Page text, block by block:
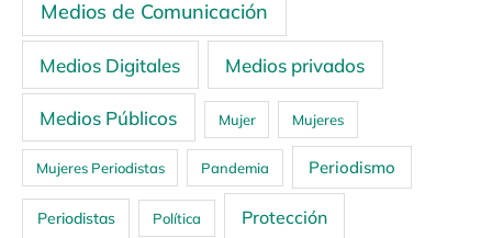
Medios de Comunicación
Medios Digitales Medios privados
Medios Públicos Mujer Mujeres
Mujeres Periodistas Pandemia Periodismo
Periodistas Política Protección